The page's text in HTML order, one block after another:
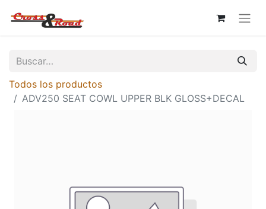
Todos los productos
ADV250 SEAT COWL UPPER BLK GLOSS+DECAL